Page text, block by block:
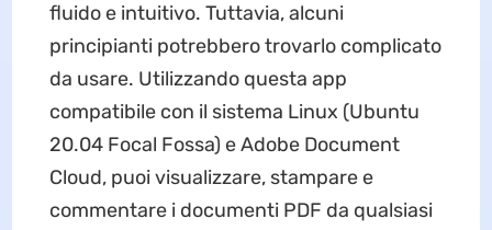
fluido e intuitivo. Tuttavia, alcuni
principianti potrebbero trovarlo complicato
da usare. Utilizzando questa app
compatibile con il sistema Linux (Ubuntu
20.04 Focal Fossa) e Adobe Document
Cloud, puoi visualizzare, stampare e
commentare i documenti PDF da qualsiasi